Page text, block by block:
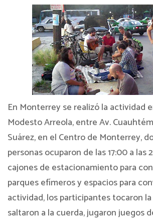
En Monterrey se realizó la actividad
Modesto Arreola, entre Av.
Suárez, en el Centro de Monterrey,
personas ocuparon de las 17:00 a las
cajones de estacionamiento para
parques efímeros y espacios para
actividad, los participantes tocaron
saltaron a la cuerda, jugaron juegos